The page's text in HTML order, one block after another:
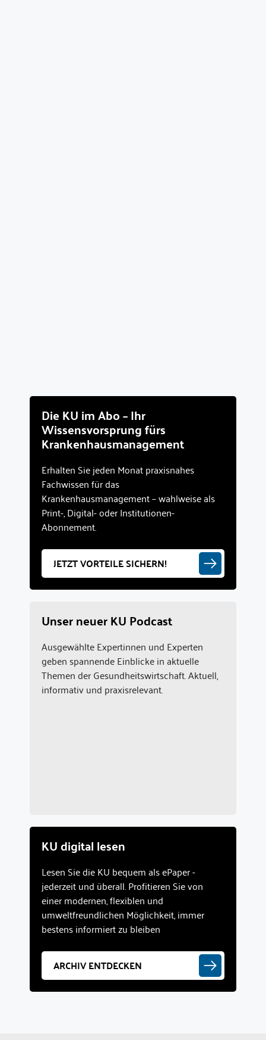
Die KU im Abo – Ihr
Wissensvorsprung fürs
Krankenhausmanagement
Erhalten Sie jeden Monat praxisnahes
Fachwissen für das
Krankenhausmanagement – wahlweise als
Print-, Digital- oder Institutionen-
Abonnement.
JETZT VORTEILE SICHERN!
Unser neuer KU Podcast
Ausgewählte Expertinnen und Experten
geben spannende Einblicke in aktuelle
Themen der Gesundheitswirtschaft. Aktuell,
informativ und praxisrelevant.
KU digital lesen
Lesen Sie die KU bequem als ePaper -
jederzeit und überall. Profitieren Sie von
einer modernen, flexiblen und
umweltfreundlichen Möglichkeit, immer
bestens informiert zu bleiben
ARCHIV ENTDECKEN